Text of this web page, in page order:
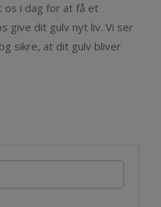
os i dag for at få et
give dit gulv nyt liv. Vi ser
sikre, at dit gulv bliver